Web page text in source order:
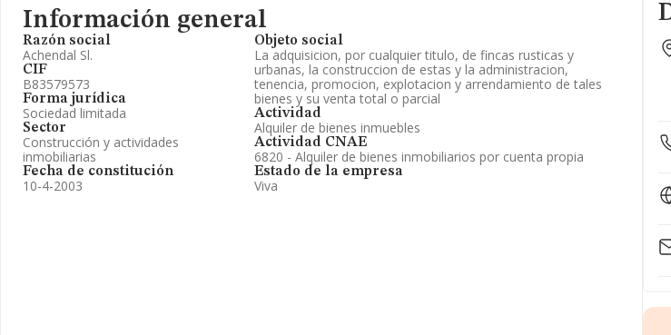
Información general
Razón social
Achendal Sl.
CIF
B83579573
Forma jurídica
Sociedad limitada
Sector
Construcción y actividades
inmobiliarias
Fecha de constitución
10-4-2003
Objeto social
La adquisicion, por cualquier titulo, de fincas rusticas y
urbanas, la construccion de estas y la administracion,
tenencia, promocion, explotacion y arrendamiento de tales
bienes y su venta total o parcial
Actividad
Alquiler de bienes inmuebles
Actividad CNAE
6820 - Alquiler de bienes inmobiliarios por cuenta propia
Estado de la empresa
Viva